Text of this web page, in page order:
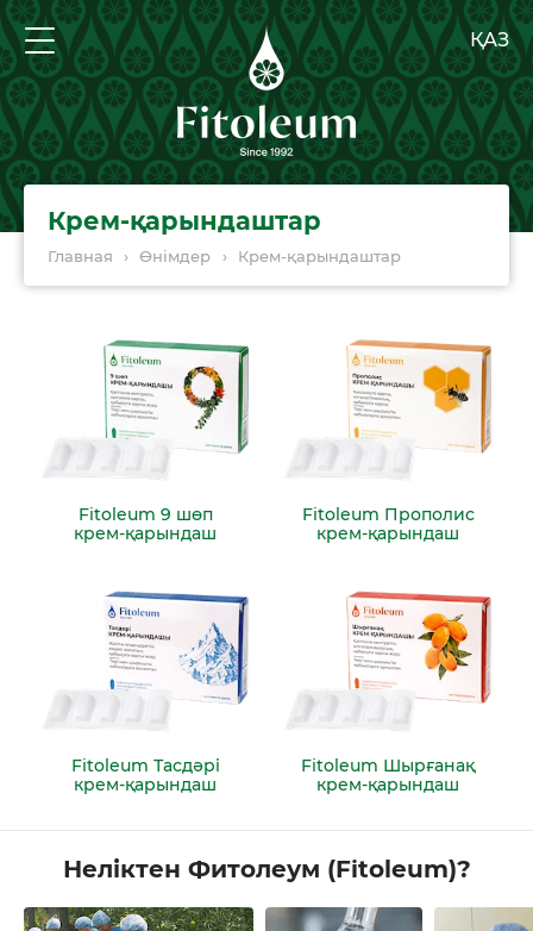
ҚАЗ
Главная › Өнімдер › Крем-қарындаштар
Крем-қарындаштар
Fitoleum 9 шөп
крем‑қарындаш
Fitoleum Прополис
крем‑қарындаш
Fitoleum Тасдәрі
крем‑қарындаш
Fitoleum Шырғанақ
крем‑қарындаш
Неліктен Фитолеум (Fitoleum)?